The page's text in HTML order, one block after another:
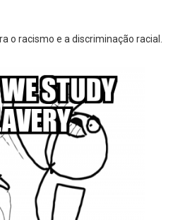
o racismo e a discriminação racial.